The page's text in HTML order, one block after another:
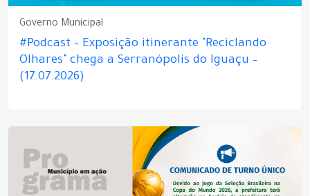
Governo Municipal
#Podcast – Exposição itinerante "Reciclando
Olhares" chega a Serranópolis do Iguaçu –
(17.07.2026)